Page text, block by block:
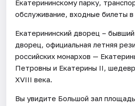
Екатерининскому парку,
обслуживание, входные билеты
Екатерининский дворец –
дворец, официальная летняя
российских монархов —
Петровны и Екатерины II,
XVIII века.
Вы увидите Большой зал